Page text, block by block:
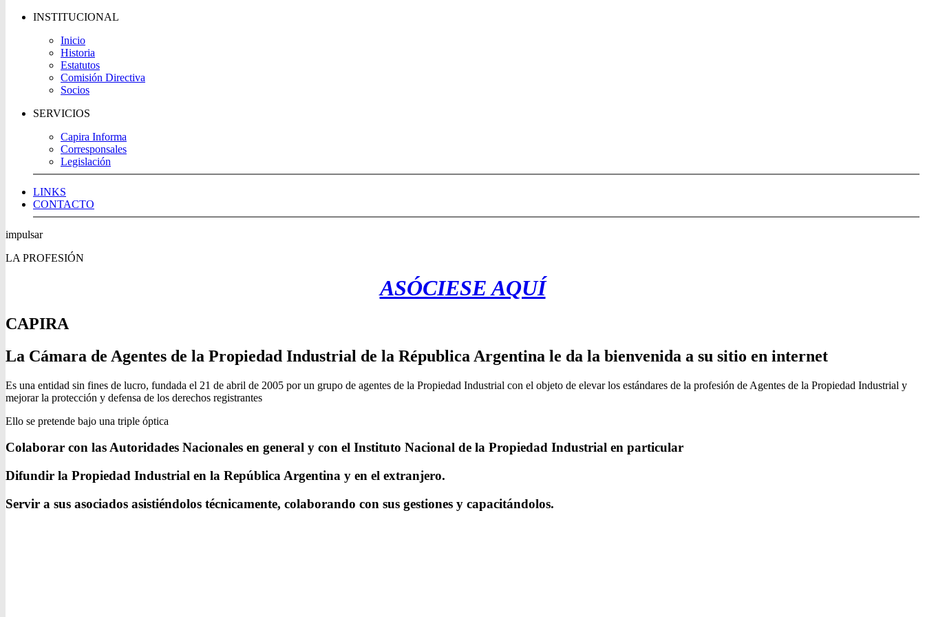
INSTITUCIONAL
Inicio
Historia
Estatutos
Comisión Directiva
Socios
SERVICIOS
Capira Informa
Corresponsales
Legislación
LINKS
CONTACTO
impulsar
LA PROFESIÓN
ASÓCIESE AQUÍ
CAPIRA
La Cámara de Agentes de la Propiedad Industrial de la Républica Argentina le da la bienvenida a su sitio en internet
Es una entidad sin fines de lucro, fundada el 21 de abril de 2005 por un grupo de agentes de la Propiedad Industrial con el objeto de elevar los estándares de la profesión de Agentes de la Propiedad Industrial y
mejorar la protección y defensa de los derechos registrantes
Ello se pretende bajo una triple óptica
Colaborar con las Autoridades Nacionales en general y con el Instituto Nacional de la Propiedad Industrial en particular
Difundir la Propiedad Industrial en la República Argentina y en el extranjero.
Servir a sus asociados asistiéndolos técnicamente, colaborando con sus gestiones y capacitándolos.